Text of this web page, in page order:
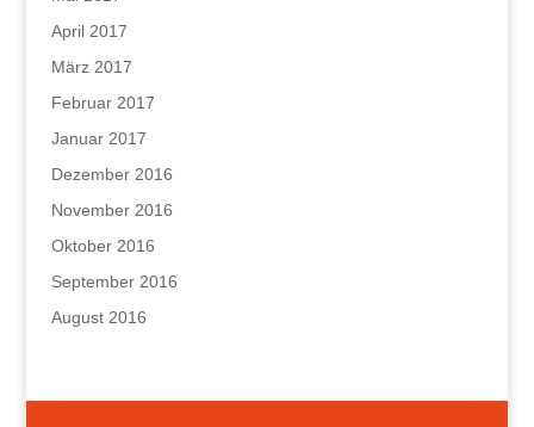
April 2017
März 2017
Februar 2017
Januar 2017
Dezember 2016
November 2016
Oktober 2016
September 2016
August 2016